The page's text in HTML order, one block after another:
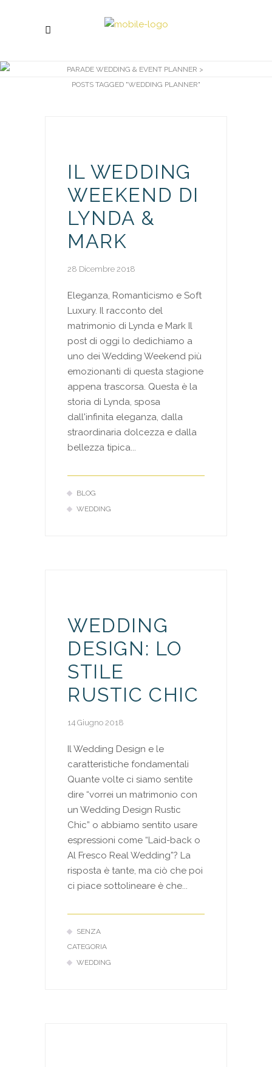
PARADE WEDDING & EVENT PLANNER >
POSTS TAGGED "WEDDING PLANNER"
IL WEDDING
WEEKEND DI
LYNDA &
MARK
28 Dicembre 2018
Eleganza, Romanticismo e Soft
Luxury. Il racconto del
matrimonio di Lynda e Mark Il
post di oggi lo dedichiamo a
uno dei Wedding Weekend più
emozionanti di questa stagione
appena trascorsa. Questa è la
storia di Lynda, sposa
dall'infinita eleganza, dalla
straordinaria dolcezza e dalla
bellezza tipica...
BLOG
WEDDING
WEDDING
DESIGN: LO
STILE
RUSTIC CHIC
14 Giugno 2018
Il Wedding Design e le
caratteristiche fondamentali
Quante volte ci siamo sentite
dire “vorrei un matrimonio con
un Wedding Design Rustic
Chic” o abbiamo sentito usare
espressioni come “Laid-back o
Al Fresco Real Wedding”? La
risposta è tante, ma ciò che poi
ci piace sottolineare è che...
SENZA
CATEGORIA
WEDDING